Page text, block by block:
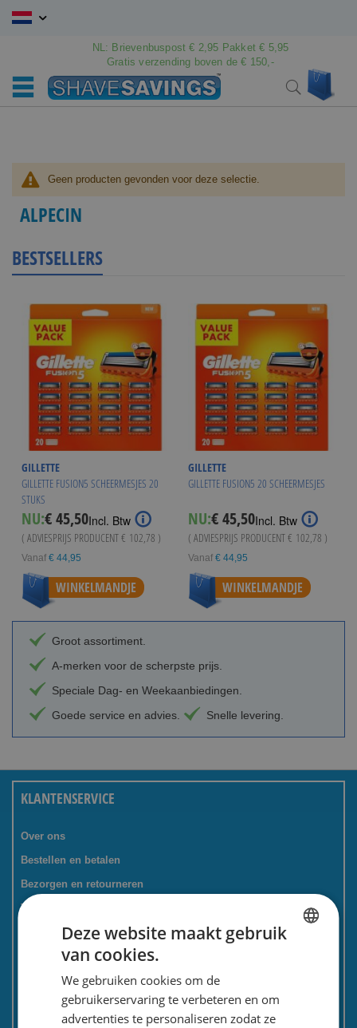
Ga
NL: Brievenbuspost € 2,95 Pakket € 5,95
Gratis verzending boven de € 150,-
Search
Geen producten gevonden voor deze selectie.
ALPECIN
BESTSELLERS
GILLETTE
GILLETTE FUSION5 SCHEERMESJES 20
STUKS
NU:€ 45,50Incl. Btw
( ADVIESPRIJS PRODUCENT€ 102,78 )
Vanaf € 44,95
WINKELMANDJE
GILLETTE
GILLETTE FUSION5 20 SCHEERMESJES
NU:€ 45,50Incl. Btw
( ADVIESPRIJS PRODUCENT€ 102,78 )
Vanaf € 44,95
WINKELMANDJE
Groot assortiment.
A-merken voor de scherpste prijs.
Speciale Dag- en Weekaanbiedingen.
Goede service en advies.
Snelle levering.
KLANTENSERVICE
Over ons
Bestellen en betalen
Bezorgen en retourneren
Tevredenheidsgarantie
Kadoservice
Bedrijven / zakelijk
Meest gestelde vragen
Contactformulier
Deze website maakt gebruik
van cookies.
We gebruiken cookies om de
gebruikerservaring te verbeteren en om
advertenties te personaliseren zodat ze